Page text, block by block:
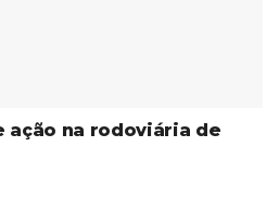
ação na rodoviária de